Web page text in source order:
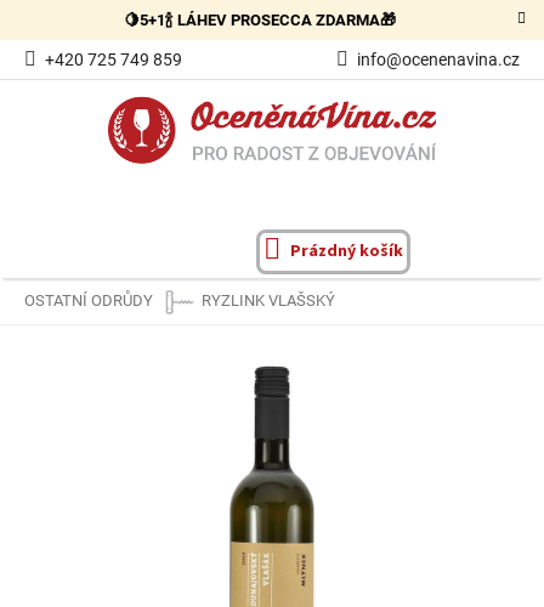
obsah
🍋5+1🍾 LÁHEV PROSECCA ZDARMA🎁
+420 725 749 859 info@ocenenavina.cz
NÁKUPNÍ
KOŠÍK
Prázdný košík
OSTATNÍ ODRŮDY RYZLINK VLAŠSKÝ